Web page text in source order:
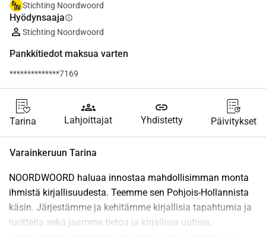
Stichting Noordwoord
Hyödynsaajainfo
Stichting Noordwoord
Pankkitiedot maksua varten
**************7169
Tarina
groups
Lahjoittajat
link
Yhdistetty Päivitykset
Varainkeruun Tarina
NOORDWOORD haluaa innostaa mahdollisimman monta
ihmistä kirjallisuudesta. Teemme sen Pohjois-Hollannista
käsin. Järjestämme ja kehitämme kirjallisia tapahtumia ja
tuotteita sekä jaamme tietoa ja kirjallisia uutisia.